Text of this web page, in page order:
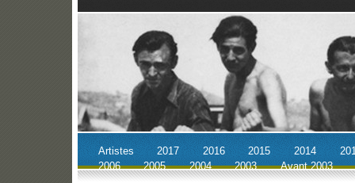
Artistes 2017 2016 2015 2014
2006
2005 2004 2003 Avant 2003